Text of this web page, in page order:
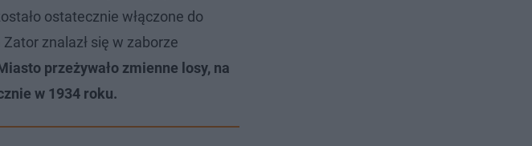
ostatecznie włączone do
znalazł się w zaborze
przeżywało zmienne losy, na
w 1934 roku.